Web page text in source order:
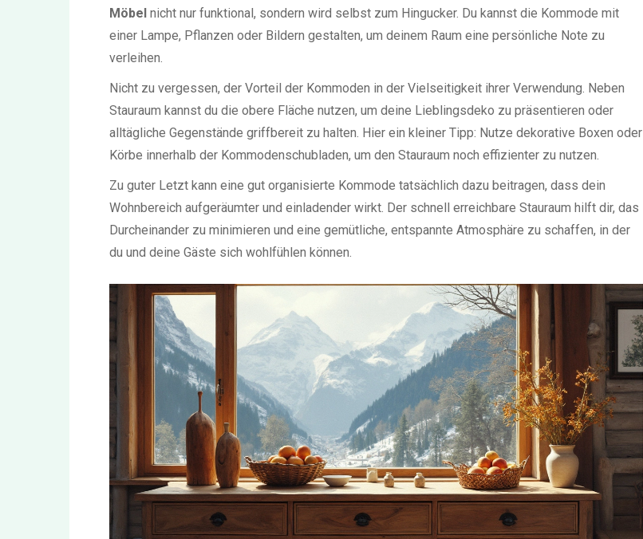
Möbel nicht nur funktional, sondern wird selbst zum Hingucker. Du kannst die Kommode mit
einer Lampe, Pflanzen oder Bildern gestalten, um deinem Raum eine persönliche Note zu
verleihen.
Nicht zu vergessen, der Vorteil der Kommoden in der Vielseitigkeit ihrer Verwendung. Neben
Stauraum kannst du die obere Fläche nutzen, um deine Lieblingsdeko zu präsentieren oder
alltägliche Gegenstände griffbereit zu halten. Hier ein kleiner Tipp: Nutze dekorative Boxen oder
Körbe innerhalb der Kommodenschubladen, um den Stauraum noch effizienter zu nutzen.
Zu guter Letzt kann eine gut organisierte Kommode tatsächlich dazu beitragen, dass dein
Wohnbereich aufgeräumter und einladender wirkt. Der schnell erreichbare Stauraum hilft dir, das
Durcheinander zu minimieren und eine gemütliche, entspannte Atmosphäre zu schaffen, in der
du und deine Gäste sich wohlfühlen können.